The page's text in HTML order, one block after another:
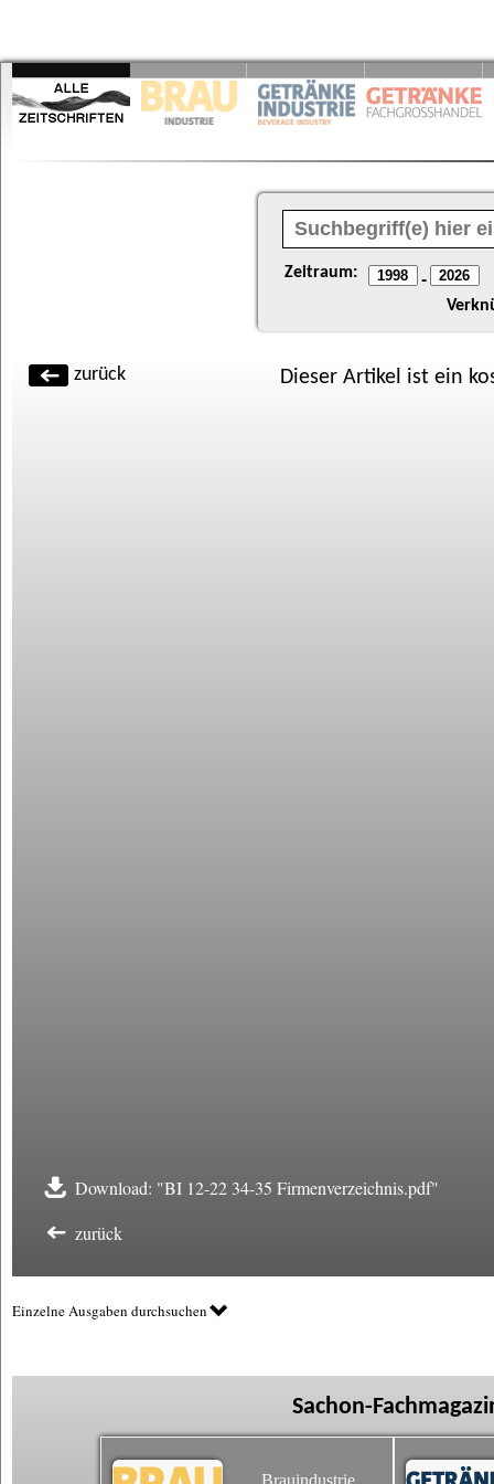
Zeitraum: -
zurück Dieser Artikel ist ein
Download: "BI 12-22 34-35 Firmenverzeichnis.pdf"
zurück
Einzelne Ausgaben durchsuchen
Sachon-
Brauindustrie